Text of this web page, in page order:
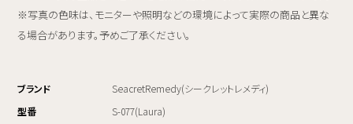
※写真の色味は、モニターや照明などの環境によって実際の商品と異な
る場合があります。予めご了承ください。
ブランド
SeacretRemedy(シークレットレメディ)
型番
S-077(Laura)